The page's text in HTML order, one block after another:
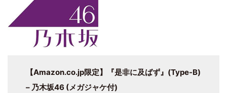
【Amazon.co.jp限定】 『是非に及ばず』 (Type-B)
– 乃木坂46 (メガジャケ付)